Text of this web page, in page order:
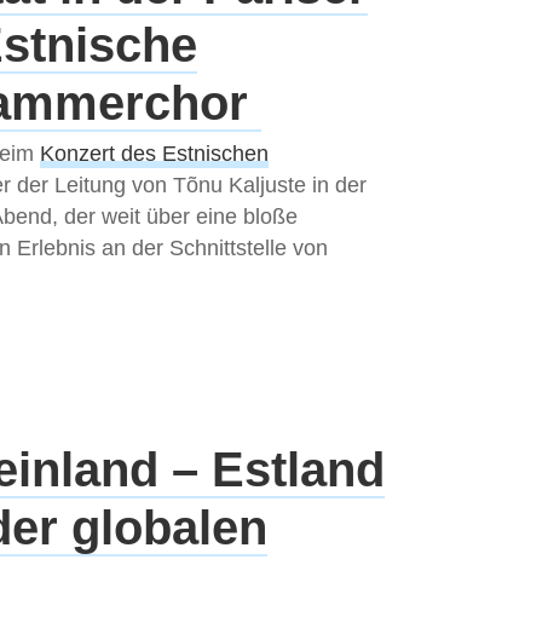
Konzert des Estnischen
der Leitung von Tõnu Kaljuste in der
der weit über eine bloße
Erlebnis an der Schnittstelle von
– Estland
globalen